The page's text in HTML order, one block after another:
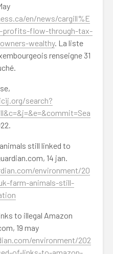
en/news/cargill%E
profits-flow-through-tax-
wealthy. La liste
renseigne 31
search?
still linked to
14 jan.
environment/20
farm-animals-still-
to illegal Amazon
19 may
environment/202